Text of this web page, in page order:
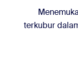
terkubur